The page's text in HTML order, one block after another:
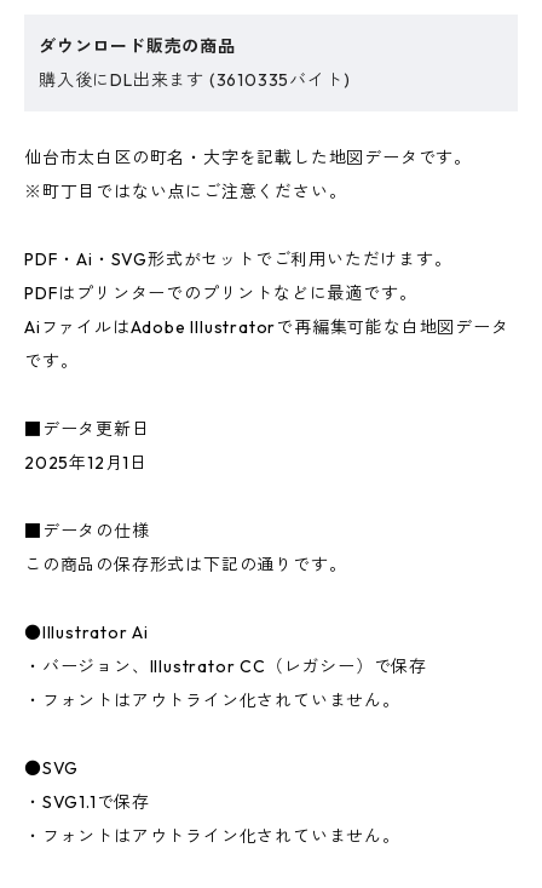
ダウンロード販売の商品
購入後にDL出来ます (3610335バイト)
仙台市太白区の町名・大字を記載した地図データです。
※町丁目ではない点にご注意ください。
PDF・Ai・SVG形式がセットでご利用いただけます。
PDFはプリンターでのプリントなどに最適です。
AiファイルはAdobe Illustratorで再編集可能な白地図データ
です。
■データ更新日
2025年12月1日
■データの仕様
この商品の保存形式は下記の通りです。
●Illustrator Ai
・バージョン、Illustrator CC（レガシー）で保存
・フォントはアウトライン化されていません。
●SVG
・SVG1.1で保存
・フォントはアウトライン化されていません。